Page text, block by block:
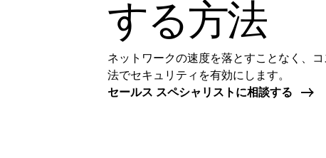
する方法
ネットワークの速度を落とすことなく、
法でセキュリティを有効にします。
セールス スペシャリストに相談する